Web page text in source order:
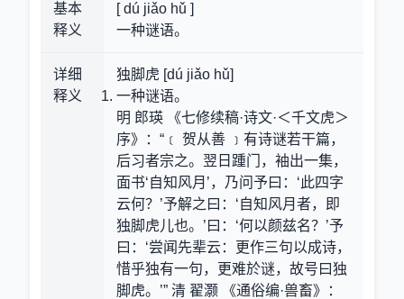
基本
释义
[ dú jiǎo hǔ ]
一种谜语。
详细
释义
独脚虎 [dú jiǎo hǔ]
一种谜语。
明 郎瑛 《七修续稿·诗文·＜千文虎＞
序》：“﹝ 贺从善 ﹞有诗谜若干篇，
后习者宗之。翌日踵门，袖出一集，
面书‘自知风月’，乃问予曰：‘此四字
云何？’予解之曰：‘自知风月者，即
独脚虎儿也。’曰：‘何以颜兹名？’予
曰：‘尝闻先辈云：更作三句以成诗，
惜乎独有一句，更难於谜，故号曰独
脚虎。’” 清 翟灏 《通俗编·兽畜》：